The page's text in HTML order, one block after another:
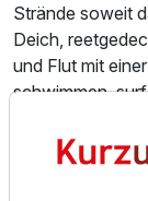
Zusatznächte
Für 5 Tage
Strände soweit
Deich,
und Flut mit
schwimmen,
Der Naturpark